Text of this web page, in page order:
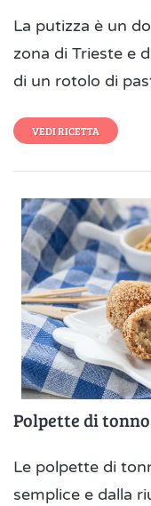
La putizza è un
zona di Trieste e
di un rotolo di
VEDI RICETTA
Polpette di
Le polpette di
semplice e dalla